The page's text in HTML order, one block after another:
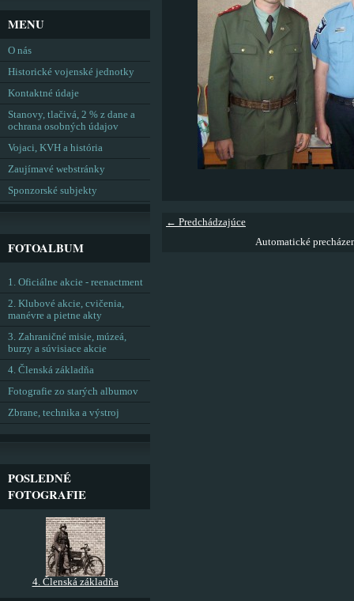
← Predchádzajúce
Automatické
MENU
O nás
Historické vojenské jednotky
Kontaktné údaje
Stanovy, tlačivá, 2 % z dane a
ochrana osobných údajov
Vojaci, KVH a história
Zaujímavé webstránky
Sponzorské subjekty
FOTOALBUM
1. Oficiálne akcie - reenactment
2. Klubové akcie, cvičenia,
manévre a pietne akty
3. Zahraničné misie, múzeá,
burzy a súvisiace akcie
4. Členská základňa
Fotografie zo starých albumov
Zbrane, technika a výstroj
POSLEDNÉ
FOTOGRAFIE
4. Členská základňa